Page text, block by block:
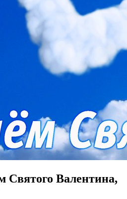
Святого Валентина,